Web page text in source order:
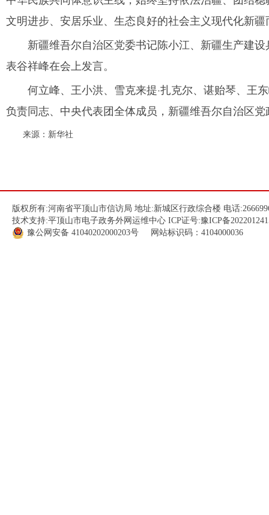
文明进步、安居乐业、生态良好的社会主义现代化新
新疆维吾尔自治区党委书记陈小江、新疆生产建
表谷祥峰在会上发言。
何立峰、王小洪、雪克来提·扎克尔、谌贻琴、王
负责同志、中央代表团全体成员，新疆维吾尔自治区
来源：新华社
版权所有:河南省平顶山市信访局 地址:新城区行政综合楼 电话
技术支持:平顶山市电子政务外网运维中心 ICP证号:豫ICP备
豫公网安备 41040202000203号 网站标识码：4104000036